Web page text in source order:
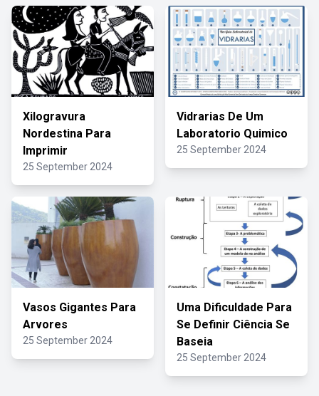
Xilogravura
Nordestina Para
Imprimir
25 September 2024
Vidrarias De Um
Laboratorio Quimico
25 September 2024
Vasos Gigantes Para
Arvores
25 September 2024
Uma Dificuldade Para
Se Definir Ciência Se
Baseia
25 September 2024